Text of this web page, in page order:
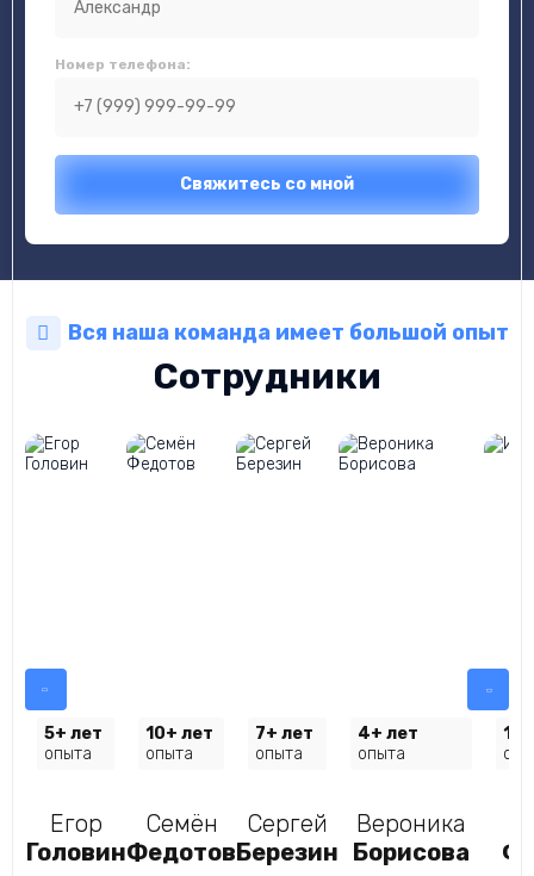
Номер телефона:
Вся наша команда имеет большой опыт
Сотрудники
5+ лет
опыта
Егор
Головин
10+ лет
опыта
Семён
Федотов
7+ лет
опыта
Сергей
Березин
4+ лет
опыта
Вероника
Борисова